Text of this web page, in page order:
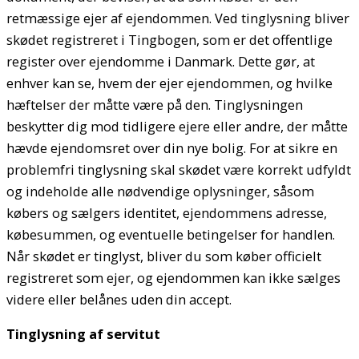
retmæssige ejer af ejendommen. Ved tinglysning bliver
skødet registreret i Tingbogen, som er det offentlige
register over ejendomme i Danmark. Dette gør, at
enhver kan se, hvem der ejer ejendommen, og hvilke
hæftelser der måtte være på den. Tinglysningen
beskytter dig mod tidligere ejere eller andre, der måtte
hævde ejendomsret over din nye bolig. For at sikre en
problemfri tinglysning skal skødet være korrekt udfyldt
og indeholde alle nødvendige oplysninger, såsom
købers og sælgers identitet, ejendommens adresse,
købesummen, og eventuelle betingelser for handlen.
Når skødet er tinglyst, bliver du som køber officielt
registreret som ejer, og ejendommen kan ikke sælges
videre eller belånes uden din accept.
Tinglysning af servitut